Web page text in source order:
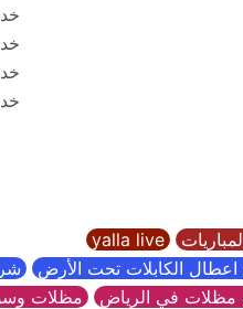
yalla live
الكابلات تحت الأرض
مظلات في الرياض مظلات